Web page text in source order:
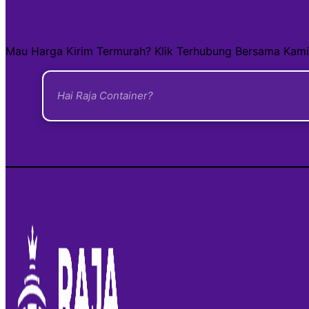
Mau Harga Kirim Termurah? Klik Terhubung Bersama Kami